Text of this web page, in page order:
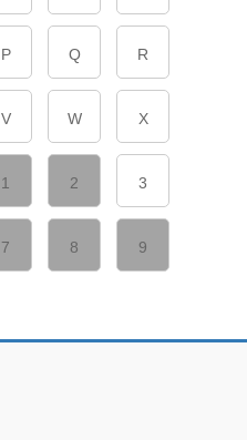
P Q R
V W X
1 2 3
7 8 9